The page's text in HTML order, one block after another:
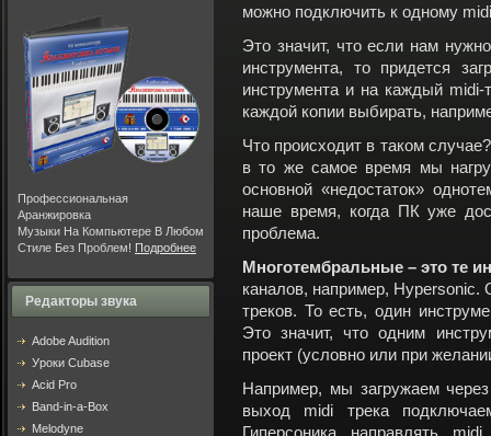
Профессиональная
Аранжировка
Музыки На Компьютере В Любом
Стиле Без Проблем! Подробнее
Редакторы звука
Adobe Audition
Уроки Cubase
Acid Pro
Band-in-a-Box
Melodyne
можно подключить к одному
Это значит, что если нам
инструмента, то придется
инструмента и на каждый
каждой копии выбирать,
Что происходит в таком
в то же самое время мы
основной «недостаток»
наше время, когда ПК уже
проблема.
Многотембральные – это те
каналов, например, Hypersonic.
треков. То есть, один
Это значит, что одним
проект (условно или при
Например, мы загружаем
выход midi трека